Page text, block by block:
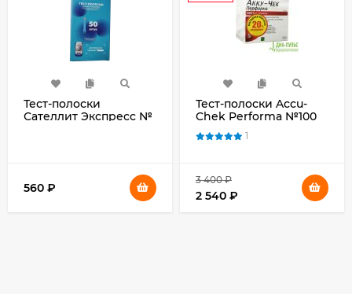
Тест-полоски
Сателлит Экспресс №
560 ₽
Тест-полоски Accu-
Chek Performa №100
(Акку-Чек Перформа)
1
3 400₽
2 540 ₽